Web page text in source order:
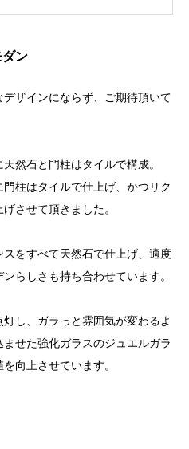
ダン
ザインにならず、ご期待頂いて
然石と門柱はタイルで構成。
柱はタイルで仕上げ、かつリク
させて頂きました。
をすべて天然石で仕上げ、適度
らしさも持ち合わせています。
し、ガラっと雰囲気が変わるよ
せた強化ガラスのジュエルガラ
向上させています。